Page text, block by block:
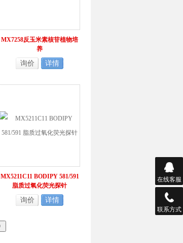
MX7258反玉米素核苷植物培
养
询价 详情
MX5211C11 BODIPY 581/591
脂质过氧化荧光探针
询价 详情
在线客服
联系方式